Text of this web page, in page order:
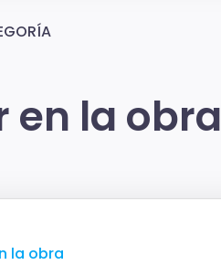
en la obra
la obra